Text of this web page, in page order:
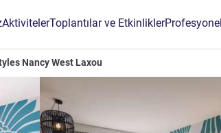
AktivitelerToplantılar ve Etkinlikler
Nancy West Laxou